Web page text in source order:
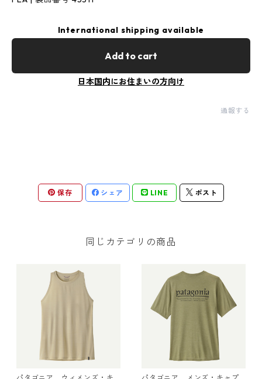
International shipping available
Add to cart
日本国内にお住まいの方向け
通報する
保存 シェア LINE ポスト
同じカテゴリの商品